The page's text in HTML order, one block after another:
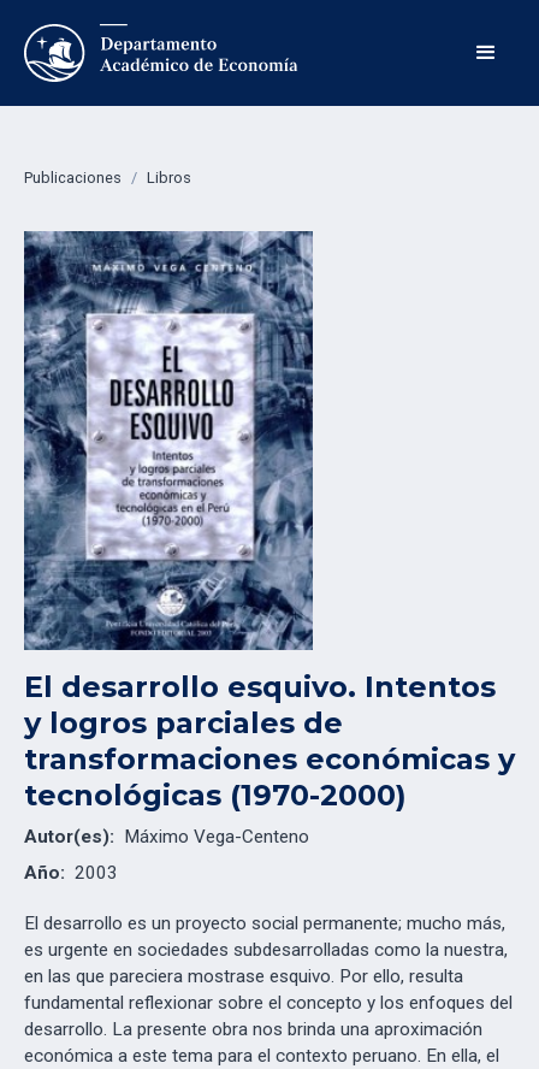
Publicaciones / Libros
El desarrollo esquivo. Intentos
y logros parciales de
transformaciones económicas y
tecnológicas (1970-2000)
Autor(es): Máximo Vega-Centeno
Año: 2003
El desarrollo es un proyecto social permanente; mucho más,
es urgente en sociedades subdesarrolladas como la nuestra,
en las que pareciera mostrase esquivo. Por ello, resulta
fundamental reflexionar sobre el concepto y los enfoques del
desarrollo. La presente obra nos brinda una aproximación
económica a este tema para el contexto peruano. En ella, el